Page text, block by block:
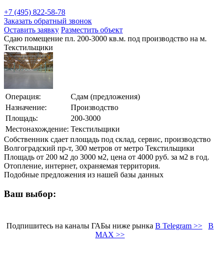
+7 (495) 822-58-78
Заказать обратный звонок
Оставить заявку Разместить объект
Сдаю помещение пл. 200-3000 кв.м. под производство на м.
Текстильщики
Операция:
Сдам (предложения)
Назначение:
Производство
Площадь:
200-3000
Местонахождение: Текстильщики
Собственник сдает площадь под склад, сервис, производство
Волгоградский пр-т, 300 метров от метро Текстильщики
Площадь от 200 м2 до 3000 м2, цена от 4000 руб. за м2 в год.
Отопление, интернет, охраняемая территория.
Подобные предложения из нашей базы данных
Ваш выбор:
Подпишитесь на каналы ГАБы ниже рынка В Telegram >>
В
MAX >>